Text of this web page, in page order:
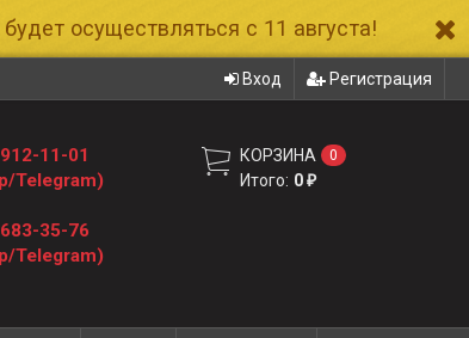
осуществляться с 11 августа!
Вход Регистрация
11-01
Telegram)
35-76
Telegram)
КОРЗИНА 0
Итого: 0₽